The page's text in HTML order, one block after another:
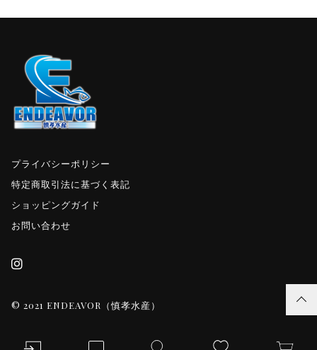
プライバシーポリシー
特定商取引法に基づく表記
ショッピングガイド
お問い合わせ
© 2021 ENDEAVOR（慎孝水産）